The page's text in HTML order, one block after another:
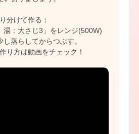
分けて作る：
湯：大さじ3」をレンジ(500W)
蒸らしてからつぶす。
り方は動画をチェック！